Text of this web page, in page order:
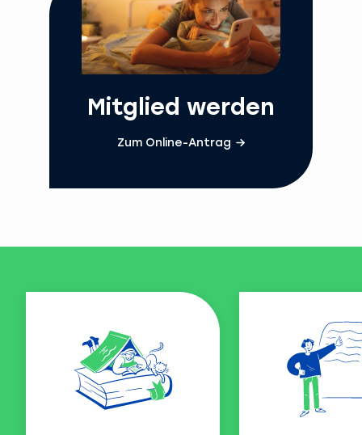
Mitglied werden
Zum Online-Antrag